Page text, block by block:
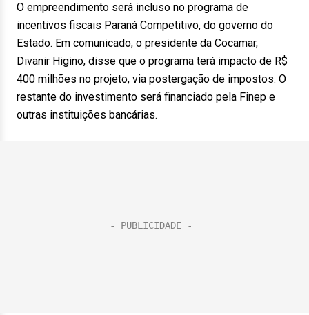
O empreendimento será incluso no programa de
incentivos fiscais Paraná Competitivo, do governo do
Estado. Em comunicado, o presidente da Cocamar,
Divanir Higino, disse que o programa terá impacto de R$
400 milhões no projeto, via postergação de impostos. O
restante do investimento será financiado pela Finep e
outras instituições bancárias.